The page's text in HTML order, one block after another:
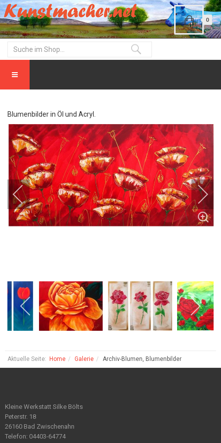
0
Blumenbilder in Öl und Acryl.
Aktuelle Seite: Home Galerie Archiv-Blumen, Blumenbilder
Kleine Werkstatt Silke Bölts
Peterstr. 18
26160 Bad Zwischenahn
Telefon: 04403-64774